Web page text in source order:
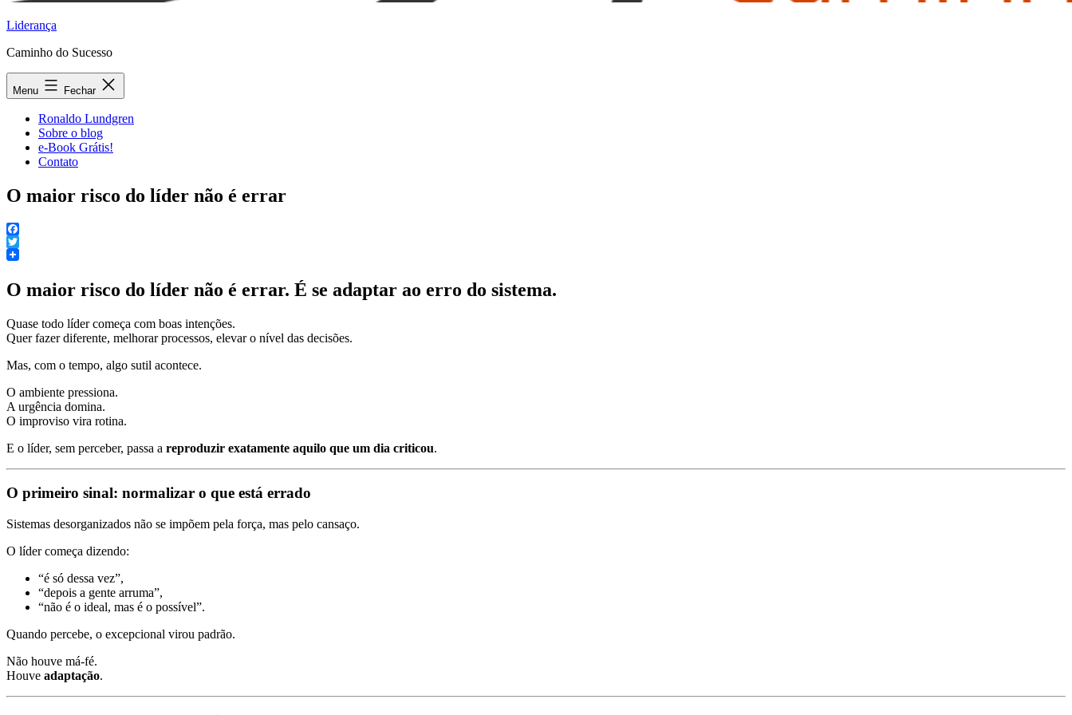
Liderança
Caminho do Sucesso
Menu Fechar
Ronaldo Lundgren
Sobre o blog
e-Book Grátis!
Contato
O maior risco do líder não é errar
Facebook
Twitter
O maior risco do líder não é errar. É se adaptar ao erro do sistema.
Quase todo líder começa com boas intenções.
Quer fazer diferente, melhorar processos, elevar o nível das decisões.
Mas, com o tempo, algo sutil acontece.
O ambiente pressiona.
A urgência domina.
O improviso vira rotina.
E o líder, sem perceber, passa a reproduzir exatamente aquilo que um dia criticou.
O primeiro sinal: normalizar o que está errado
Sistemas desorganizados não se impõem pela força, mas pelo cansaço.
O líder começa dizendo:
“é só dessa vez”,
“depois a gente arruma”,
“não é o ideal, mas é o possível”.
Quando percebe, o excepcional virou padrão.
Não houve má-fé.
Houve adaptação.